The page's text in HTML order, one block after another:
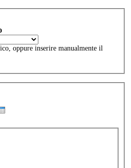
oppure inserire manualmente il